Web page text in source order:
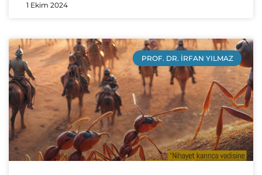
1 Ekim 2024
PROF. DR. İRFAN YILMAZ